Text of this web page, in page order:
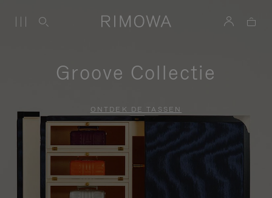
Groove Collectie
ONTDEK DE TASSEN